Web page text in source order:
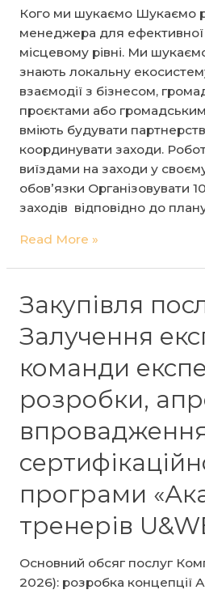
«Розвиток
КСВ»
Кого ми шукаємо Шукаємо
менеджера для ефективної
місцевому рівні. Ми
знають локальну
взаємодії з бізнесом,
проєктами або
вміють будувати
координувати заходи.
виїздами на заходи у
обов’язки Організовувати
заходів відповідно до
Проєктний/
ка
–
Одеса,
підприємництво
до
Центру
«Розвиток
Read More »
Закупівля
Залучення
команди
розробки,
програми
тренерів
Основний обсяг послуг
2026): розробка концепції